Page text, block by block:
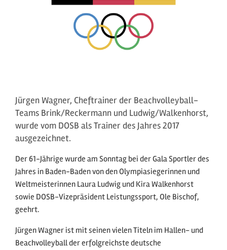
Jürgen Wagner, Cheftrainer der Beachvolleyball-
Teams Brink/Reckermann und Ludwig/Walkenhorst,
wurde vom DOSB als Trainer des Jahres 2017
ausgezeichnet.
Der 61-Jährige wurde am Sonntag bei der Gala Sportler des
Jahres in Baden-Baden von den Olympiasiegerinnen und
Weltmeisterinnen Laura Ludwig und Kira Walkenhorst
sowie DOSB-Vizepräsident Leistungssport, Ole Bischof,
geehrt.
Jürgen Wagner ist mit seinen vielen Titeln im Hallen- und
Beachvolleyball der erfolgreichste deutsche